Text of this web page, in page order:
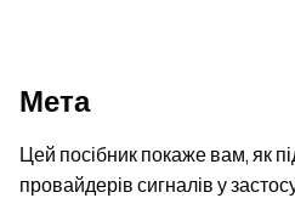
Мета
Цей посібник покаже вам, як
провайдерів сигналів у